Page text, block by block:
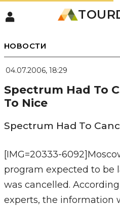
НОВОСТИ
04.07.2006, 18:29
Spectrum Had To
To Nice
Spectrum Had To
[IMG=20333-
program expected to be
was cancelled.
experts, the information